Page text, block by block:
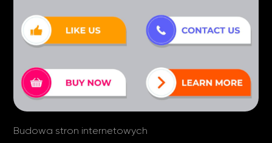
Budowa stron internetowych